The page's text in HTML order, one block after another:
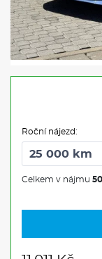
Roční nájezd:
Celkem v nájmu